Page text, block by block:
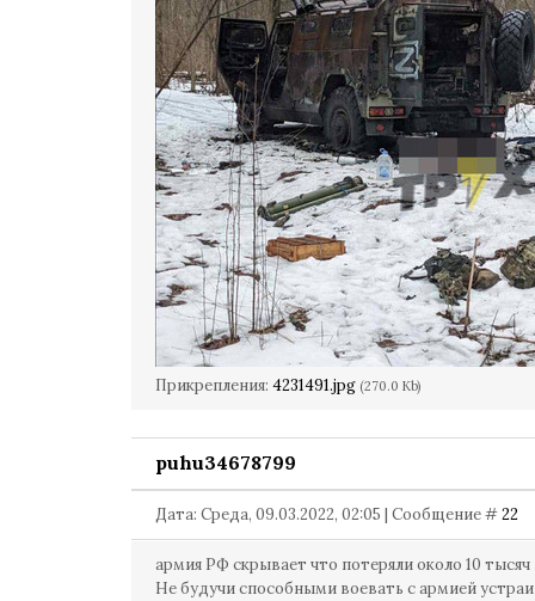
Прикрепления: 4231491.jpg (270.0 Kb)
puhu34678799
Дата: Среда, 09.03.2022, 02:05 | Сообщение #22
армия РФ скрывает что потеряли около 10 тысяч
Не будучи способными воевать с армией